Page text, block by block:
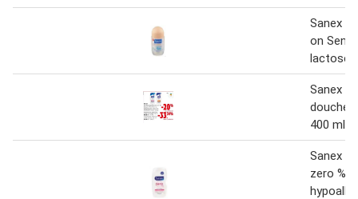
Sanex
on
Sanex
400 ml
Sanex
zero %